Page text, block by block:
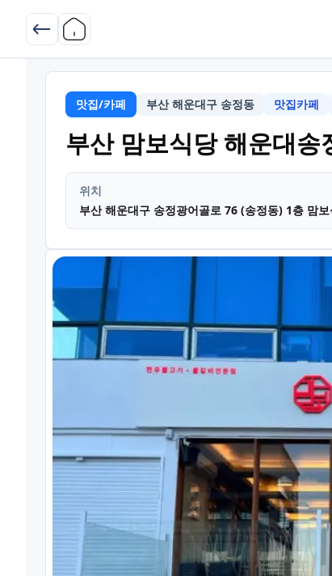
맛집/카페 부산 해운대구 송정동 맛집카페
부산 맘보식당 해운대송
위치